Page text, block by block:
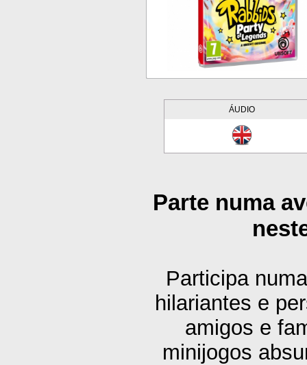
ÁUDIO
Parte numa
Participa
hilariantes e
amigos e
minijogos